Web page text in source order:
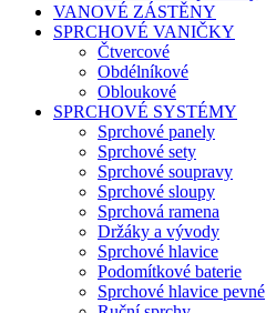
VANOVÉ ZÁSTĚNY
SPRCHOVÉ VANIČKY
Čtvercové
Obdélníkové
Obloukové
SPRCHOVÉ SYSTÉMY
Sprchové panely
Sprchové sety
Sprchové soupravy
Sprchové sloupy
Sprchová ramena
Držáky a vývody
Sprchové hlavice
Podomítkové baterie
Sprchové hlavice pevné